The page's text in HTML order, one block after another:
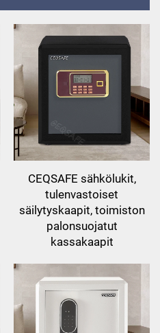
CEQSAFE sähkölukit,
tulenvastoiset
säilytyskaapit, toimiston
palonsuojatut
kassakaapit